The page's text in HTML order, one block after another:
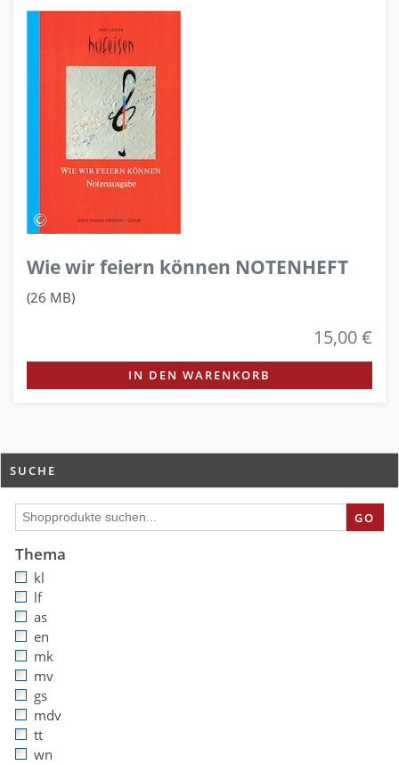
Wie wir feiern können NOTENHEFT
(26 MB)
15,00 €
IN DEN WARENKORB
SUCHE
GO
Thema
kl
lf
as
en
mk
mv
gs
mdv
tt
wn